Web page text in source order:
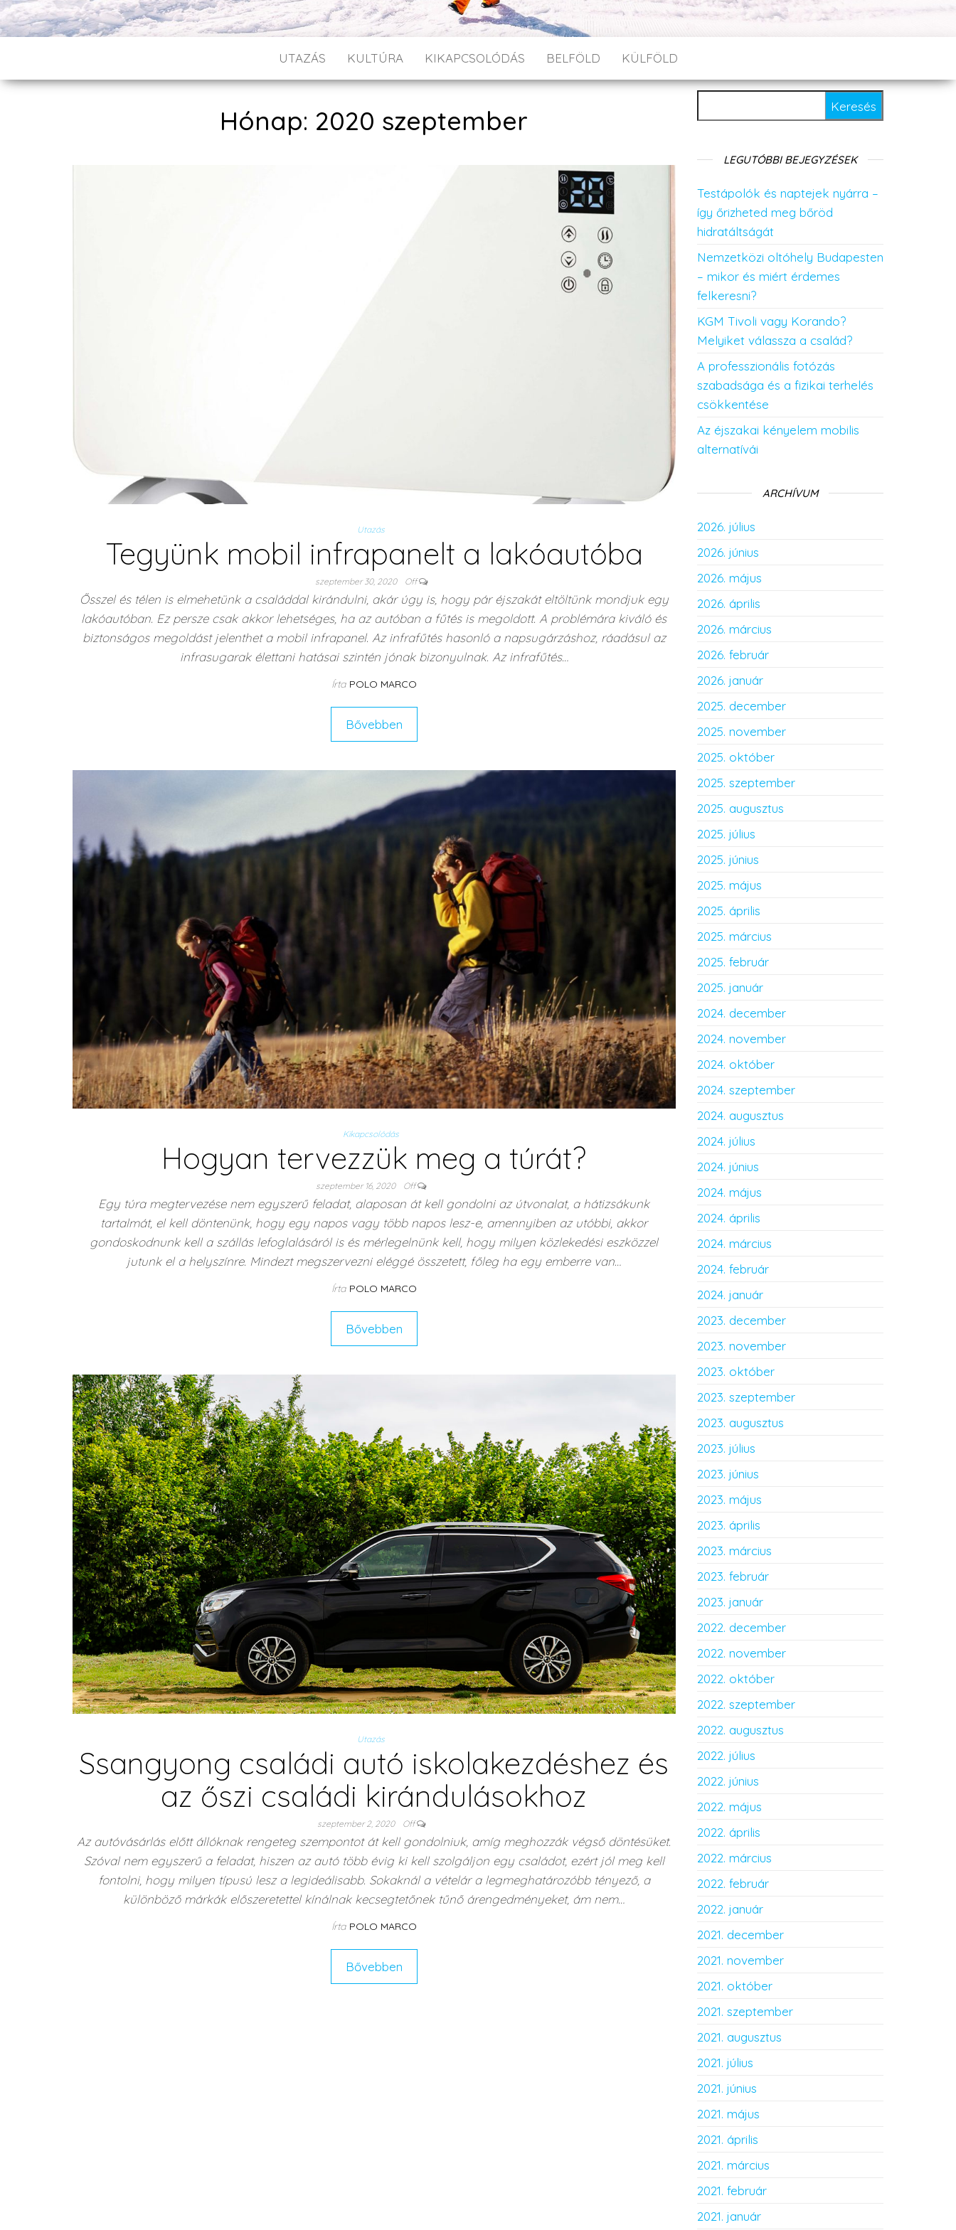
UTAZÁS KULTÚRA KIKAPCSOLÓDÁS BELFÖLD KÜLFÖLD
Hónap: 2020 szeptember
Utazás
Tegyünk mobil infrapanelt a lakóautóba
szeptember 30, 2020 Off
Ősszel és télen is elmehetünk a családdal kirándulni, akár úgy is, hogy pár éjszakát eltöltünk mondjuk egy
lakóautóban. Ez persze csak akkor lehetséges, ha az autóban a fűtés is megoldott. A problémára kiváló és
biztonságos megoldást jelenthet a mobil infrapanel. Az infrafűtés hasonló a napsugárzáshoz, ráadásul az
infrasugarak élettani hatásai szintén jónak bizonyulnak. Az infrafűtés…
Írta POLO MARCO
Bővebben
Kikapcsolódás
Hogyan tervezzük meg a túrát?
szeptember 16, 2020 Off
Egy túra megtervezése nem egyszerű feladat, alaposan át kell gondolni az útvonalat, a hátizsákunk
tartalmát, el kell döntenünk, hogy egy napos vagy több napos lesz-e, amennyiben az utóbbi, akkor
gondoskodnunk kell a szállás lefoglalásáról is és mérlegelnünk kell, hogy milyen közlekedési eszközzel
jutunk el a helyszínre. Mindezt megszervezni eléggé összetett, főleg ha egy emberre van…
Írta POLO MARCO
Bővebben
Utazás
Ssangyong családi autó iskolakezdéshez és
az őszi családi kirándulásokhoz
szeptember 2, 2020 Off
Az autóvásárlás előtt állóknak rengeteg szempontot át kell gondolniuk, amíg meghozzák végső döntésüket.
Szóval nem egyszerű a feladat, hiszen az autó több évig ki kell szolgáljon egy családot, ezért jól meg kell
fontolni, hogy milyen típusú lesz a legideálisabb. Sokaknál a vételár a legmeghatározóbb tényező, a
különböző márkák előszeretettel kínálnak kecsegtetőnek tűnő árengedményeket, ám nem…
Írta POLO MARCO
Bővebben
LEGUTÓBBI BEJEGYZÉSEK
Testápolók és naptejek nyárra –
így őrizheted meg bőröd
hidratáltságát
Nemzetközi oltóhely Budapesten
– mikor és miért érdemes
felkeresni?
KGM Tivoli vagy Korando?
Melyiket válassza a család?
A professzionális fotózás
szabadsága és a fizikai terhelés
csökkentése
Az éjszakai kényelem mobilis
alternatívái
ARCHÍVUM
2026. július
2026. június
2026. május
2026. április
2026. március
2026. február
2026. január
2025. december
2025. november
2025. október
2025. szeptember
2025. augusztus
2025. július
2025. június
2025. május
2025. április
2025. március
2025. február
2025. január
2024. december
2024. november
2024. október
2024. szeptember
2024. augusztus
2024. július
2024. június
2024. május
2024. április
2024. március
2024. február
2024. január
2023. december
2023. november
2023. október
2023. szeptember
2023. augusztus
2023. július
2023. június
2023. május
2023. április
2023. március
2023. február
2023. január
2022. december
2022. november
2022. október
2022. szeptember
2022. augusztus
2022. július
2022. június
2022. május
2022. április
2022. március
2022. február
2022. január
2021. december
2021. november
2021. október
2021. szeptember
2021. augusztus
2021. július
2021. június
2021. május
2021. április
2021. március
2021. február
2021. január